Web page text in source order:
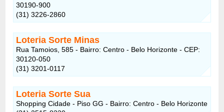
30190-900
(31) 3226-2860
Loteria Sorte Minas
Rua Tamoios, 585 - Bairro: Centro - Belo Horizonte - CEP:
30120-050
(31) 3201-0117
Loteria Sorte Sua
Shopping Cidade - Piso GG - Bairro: Centro - Belo Horizonte